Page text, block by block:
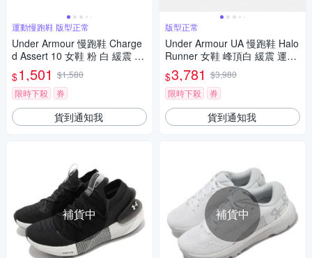
運動慢跑鞋 版型正常
Under Armour 慢跑鞋 Charge
d Assert 10 女鞋 粉 白 緩震 回
彈 運動鞋 路跑 UA 302617960
0
$1,501 $1,580
限時下殺
券
貨到通知我
補貨中
版型正常
Under Armour UA 慢跑鞋 Halo
Runner 女鞋 峰頂白 緩震 運動
鞋 6005288110
$3,781 $3,980
限時下殺
券
貨到通知我
補貨中